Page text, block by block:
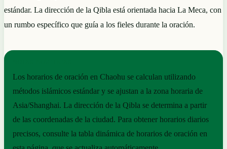
estándar. La dirección de la Qibla está orientada hacia La Meca, con
un rumbo específico que guía a los fieles durante la oración.
Los horarios de oración en Chaohu se calculan utilizando
métodos islámicos estándar y se ajustan a la zona horaria de
Asia/Shanghai. La dirección de la Qibla se determina a partir
de las coordenadas de la ciudad. Para obtener horarios diarios
precisos, consulte la tabla dinámica de horarios de oración en